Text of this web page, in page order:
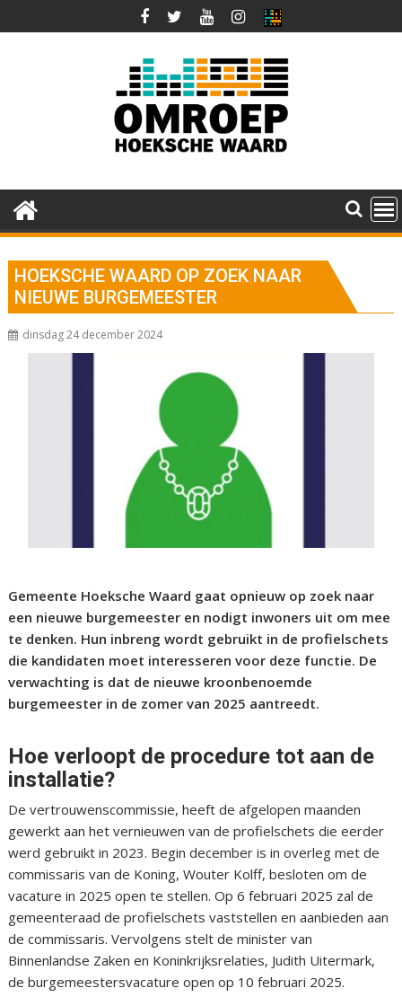
naar
HOEKSCHE WAARD OP ZOEK NAAR
NIEUWE BURGEMEESTER
dinsdag 24 december 2024
Gemeente Hoeksche Waard gaat opnieuw op zoek naar
een nieuwe burgemeester en nodigt inwoners uit om mee
te denken. Hun inbreng wordt gebruikt in de profielschets
die kandidaten moet interesseren voor deze functie. De
verwachting is dat de nieuwe kroonbenoemde
burgemeester in de zomer van 2025 aantreedt.
Hoe verloopt de procedure tot aan de
installatie?
De vertrouwenscommissie, heeft de afgelopen maanden
gewerkt aan het vernieuwen van de profielschets die eerder
werd gebruikt in 2023. Begin december is in overleg met de
commissaris van de Koning, Wouter Kolff, besloten om de
vacature in 2025 open te stellen. Op 6 februari 2025 zal de
gemeenteraad de profielschets vaststellen en aanbieden aan
de commissaris. Vervolgens stelt de minister van
Binnenlandse Zaken en Koninkrijksrelaties, Judith Uitermark,
de burgemeestersvacature open op 10 februari 2025.